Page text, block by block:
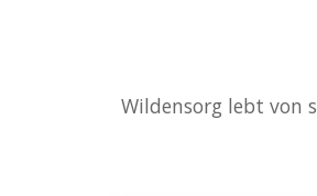
Wildensorg lebt von